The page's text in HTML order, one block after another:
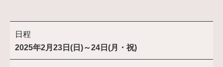
日程
2025年2月23日(日)～24日(月・祝)